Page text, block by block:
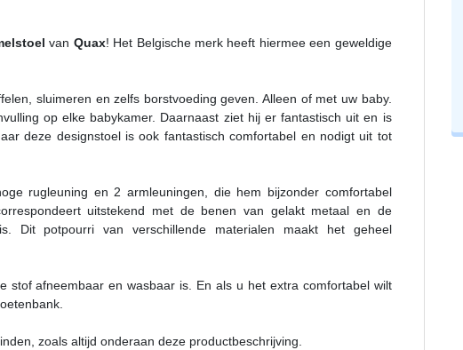
van Quax! Het Belgische merk heeft hiermee een geweldige
sluimeren en zelfs borstvoeding geven. Alleen of met uw baby.
op elke babykamer. Daarnaast ziet hij er fantastisch uit en is
deze designstoel is ook fantastisch comfortabel en nodigt uit tot
rugleuning en 2 armleuningen, die hem bijzonder comfortabel
uitstekend met de benen van gelakt metaal en de
Dit potpourri van verschillende materialen maakt het geheel
stof afneembaar en wasbaar is. En als u het extra comfortabel wilt
zoals altijd onderaan deze productbeschrijving.